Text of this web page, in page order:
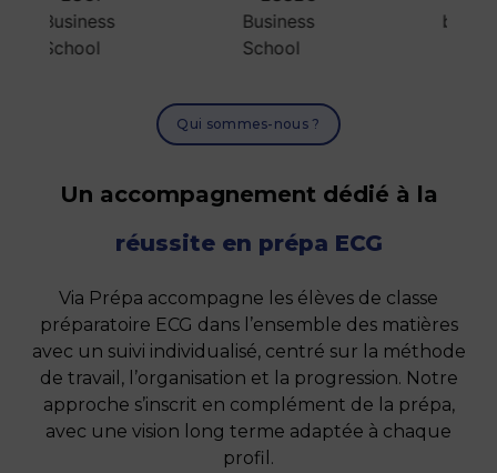
Qui sommes-nous ?
Un accompagnement dédié à la
réussite en prépa ECG
Via Prépa accompagne les élèves de classe
préparatoire ECG dans l’ensemble des matières
avec un suivi individualisé, centré sur la méthode
de travail, l’organisation et la progression. Notre
approche s’inscrit en complément de la prépa,
avec une vision long terme adaptée à chaque
profil.